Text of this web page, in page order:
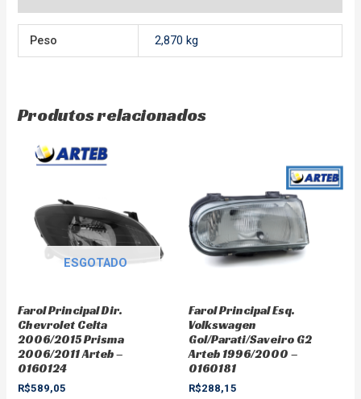
Peso 2,870 kg
Produtos relacionados
ESGOTADO
Farol Principal Dir.
Chevrolet Celta
2006/2015 Prisma
2006/2011 Arteb –
0160124
R$589,05
Farol Principal Esq.
Volkswagen
Gol/Parati/Saveiro G2
Arteb 1996/2000 –
0160181
R$288,15